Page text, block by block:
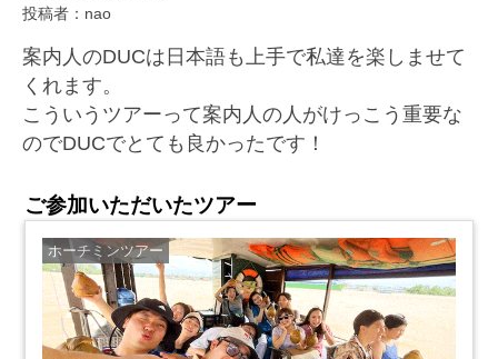
投稿者：nao
案内人のDUCは日本語も上手で私達を楽しませて
くれます。
こういうツアーって案内人の人がけっこう重要な
のでDUCでとても良かったです！
ご参加いただいたツアー
ホーチミンツアー